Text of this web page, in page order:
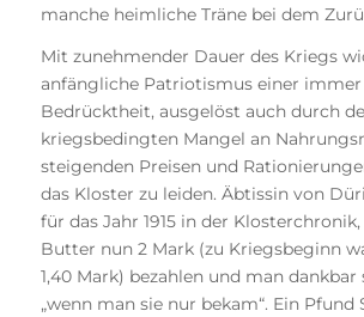
manche heimliche Träne bei dem
Mit zunehmender Dauer des Kriegs
anfängliche Patriotismus einer
Bedrücktheit, ausgelöst auch durch
kriegsbedingten Mangel an
steigenden Preisen und
das Kloster zu leiden. Äbtissin von
für das Jahr 1915 in der
Butter nun 2 Mark (zu Kriegsbeginn
1,40 Mark) bezahlen und man dankbar
„wenn man sie nur bekam“. Ein Pfund